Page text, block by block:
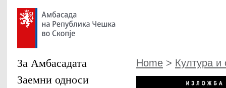
Home > Култура и
За Амбасадата
Заемни односи